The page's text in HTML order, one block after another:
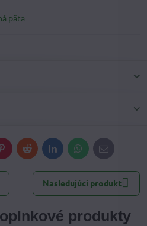
päta
PinterestRedditLinkedInWhatsApp
E-
mail
Nasledujúci produkt
produkty